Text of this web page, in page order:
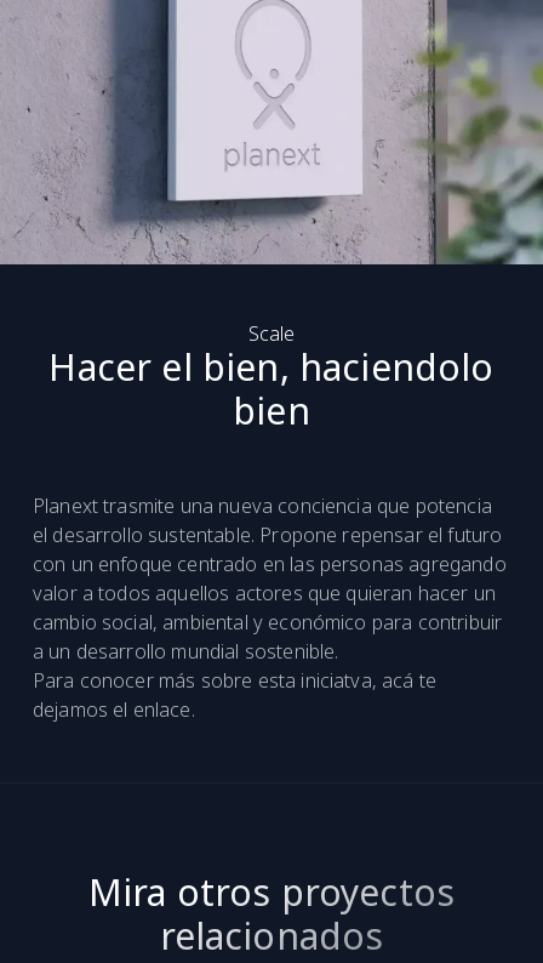
Scale
Hacer el bien, haciendolo
bien
Planext trasmite una nueva conciencia que potencia
el desarrollo sustentable. Propone repensar el futuro
con un enfoque centrado en las personas agregando
valor a todos aquellos actores que quieran hacer un
cambio social, ambiental y económico para contribuir
a un desarrollo mundial sostenible.
Para conocer más sobre esta iniciatva, acá te
dejamos el enlace.
Mira otros proyectos
relacionados